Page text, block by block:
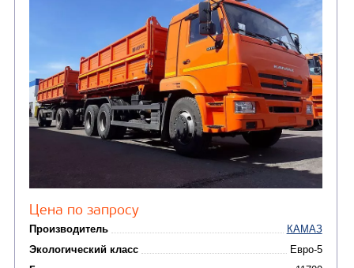
АВТОБУСЫ
Вахтовые автобусы(3)
АВТОЦИСТЕРНЫ
Автотопливозаправщики
CHAMELEON (г. Егорьевск)
Молоковозы, водовозы
Автогудронаторы
установки (КМУ)
КОММУНАЛЬНАЯ
ТЕХНИКА
Комбинированные
машины(18)
Вакуумные машины
Илососные машины
Каналопромывочные
(24)